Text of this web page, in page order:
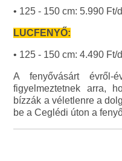
• 125 - 150 cm: 5.990 Ft/
LUCFENYŐ:
• 125 - 150 cm: 4.490 Ft/
A fenyővásárt
figyelmeztetnek arra,
bízzák a véletlenre a
be a Ceglédi úton a